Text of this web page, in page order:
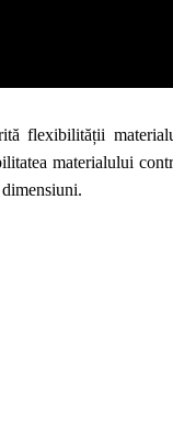
flexibilității
materialului
dimensiuni.